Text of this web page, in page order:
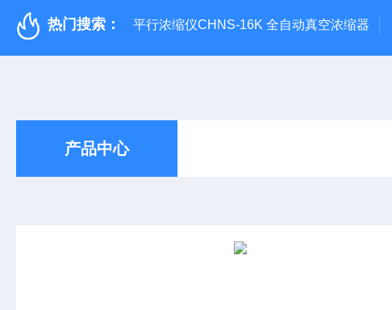
热门搜索： 平行浓缩仪CHNS-16K 全自动真空浓缩器
产品中心